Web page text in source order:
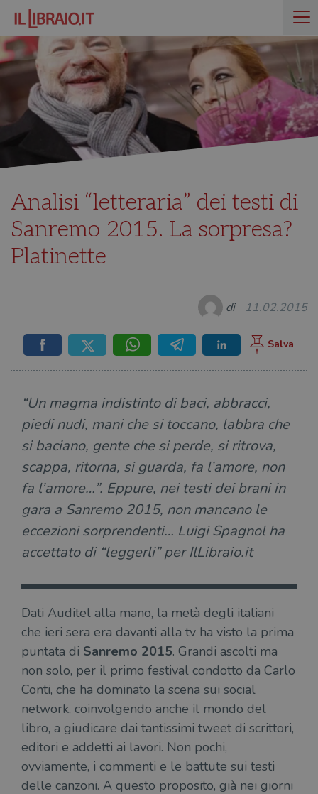
Analisi “letteraria” dei testi di
Sanremo 2015. La sorpresa?
Platinette
di 11.02.2015
“Un magma indistinto di baci, abbracci,
piedi nudi, mani che si toccano, labbra che
si baciano, gente che si perde, si ritrova,
scappa, ritorna, si guarda, fa l’amore, non
fa l’amore…”. Eppure, nei testi dei brani in
gara a Sanremo 2015, non mancano le
eccezioni sorprendenti… Luigi Spagnol ha
accettato di “leggerli” per IlLibraio.it
Dati Auditel alla mano, la metà degli italiani
che ieri sera era davanti alla tv ha visto la prima
puntata di Sanremo 2015. Grandi ascolti ma
non solo, per il primo festival condotto da Carlo
Conti, che ha dominato la scena sui social
network, coinvolgendo anche il mondo del
libro, a giudicare dai tantissimi tweet di scrittori,
editori e addetti ai lavori. Non pochi,
ovviamente, i commenti e le battute sui testi
delle canzoni. A questo proposito, già nei giorni